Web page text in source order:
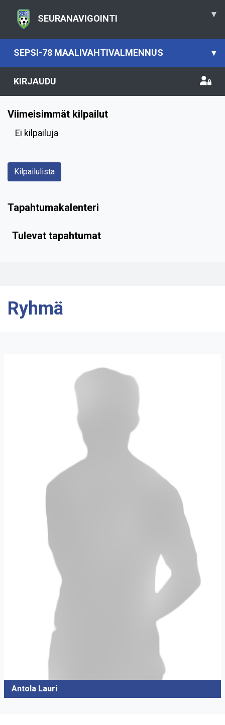
SEURANAVIGOINTI ▾
SEPSI-78 MAALIVAHTIVALMENNUS ▾
KIRJAUDU
Viimeisimmät kilpailut
Ei kilpailuja
Kilpailulista
Tapahtumakalenteri
Tulevat tapahtumat
Ryhmä
Antola Lauri